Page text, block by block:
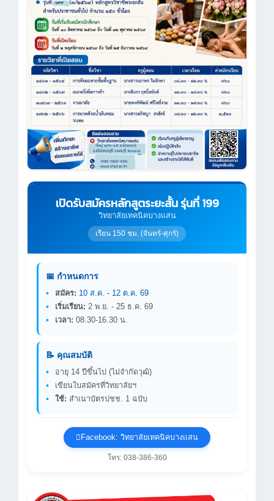
เปิดรับสมัครหลักสูตระยะสั้น รุ่นที่ 199
วิทยาลัยเทคนิคบางแสน
เรียน 150 ชม. (จันทร์-ศุกร์)
📅 กำหนดการ
สมัคร: 10 ส.ค. - 12 ต.ค. 69
เริ่มเรียน: 2 พ.ย. - 25 ธ.ค. 69
เวลา: 08.30-16.30 น.
📝 คุณสมบัติ
อายุ 14 ปีขึ้นไป (ไม่จำกัดวุฒิ)
เขียนใบสมัครที่วิทยาลัยฯ
ใช้: สำเนาบัตรปชช. 1 ฉบับ
Facebook: วิทยาลัยเทคนิคบางแสน
โทร: 038-386-360